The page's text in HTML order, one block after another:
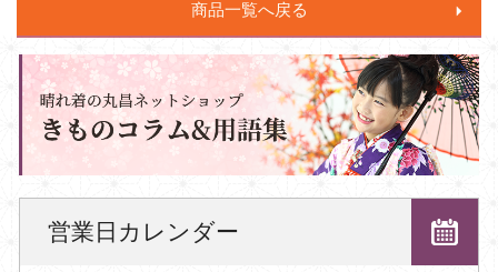
商品一覧へ戻る
営業日カレンダー